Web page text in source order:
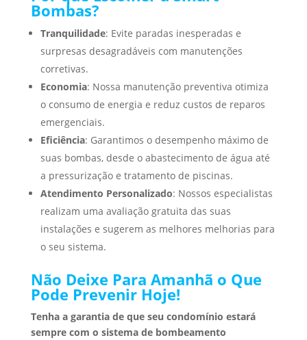
Bombas?
Tranquilidade: Evite paradas inesperadas e
surpresas desagradáveis com manutenções
corretivas.
Economia: Nossa manutenção preventiva otimiza
o consumo de energia e reduz custos de reparos
emergenciais.
Eficiência: Garantimos o desempenho máximo de
suas bombas, desde o abastecimento de água até
a pressurização e tratamento de piscinas.
Atendimento Personalizado: Nossos especialistas
realizam uma avaliação gratuita das suas
instalações e sugerem as melhores melhorias para
o seu sistema.
Não Deixe Para Amanhã o Que
Pode Prevenir Hoje!
Tenha a garantia de que seu condomínio estará
sempre com o sistema de bombeamento